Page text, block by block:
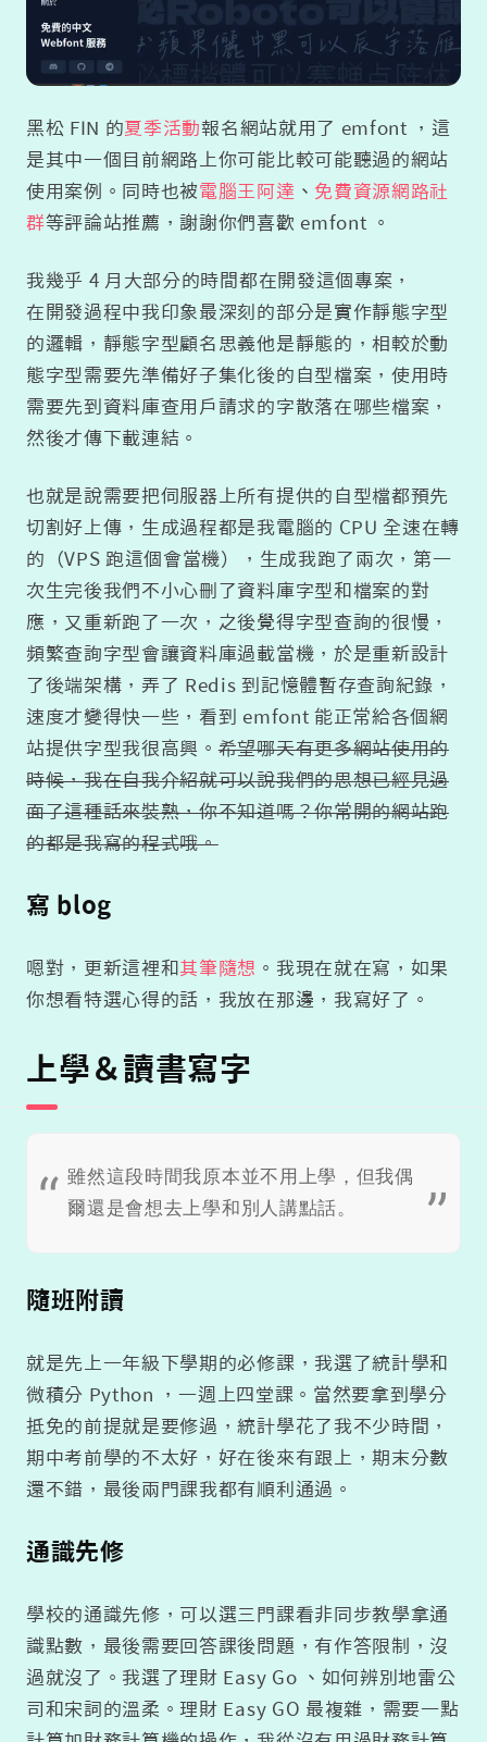
黑松 FIN 的夏季活動報名網站就用了 emfont ，這
是其中一個目前網路上你可能比較可能聽過的網站
使用案例。同時也被電腦王阿達 、 免費資源網路社
群等評論站推薦，謝謝你們喜歡 emfont 。
我幾乎 4 月大部分的時間都在開發這個專案，
在開發過程中我印象最深刻的部分是實作靜態字型
的邏輯，靜態字型顧名思義他是靜態的，相較於動
態字型需要先準備好子集化後的自型檔案，使用時
需要先到資料庫查用戶請求的字散落在哪些檔案，
然後才傳下載連結。
也就是說需要把伺服器上所有提供的自型檔都預先
切割好上傳，生成過程都是我電腦的 CPU 全速在轉
的（VPS 跑這個會當機），生成我跑了兩次，第一
次生完後我們不小心刪了資料庫字型和檔案的對
應，又重新跑了一次，之後覺得字型查詢的很慢，
頻繁查詢字型會讓資料庫過載當機，於是重新設計
了後端架構，弄了 Redis 到記憶體暫存查詢紀錄，
速度才變得快一些，看到 emfont 能正常給各個網
站提供字型我很高興。希望哪天有更多網站使用的
時候，我在自我介紹就可以說我們的思想已經見過
面了這種話來裝熟，你不知道嗎？你常開的網站跑
的都是我寫的程式哦。
寫 blog
嗯對，更新這裡和 其筆隨想 。我現在就在寫，如果
你想看特選心得的話，我放在那邊，我寫好了。
上學＆讀書寫字
雖然這段時間我原本並不用上學，但我偶
爾還是會想去上學和別人講點話。
隨班附讀
就是先上一年級下學期的必修課，我選了統計學和
微積分 Python ，一週上四堂課。當然要拿到學分
抵免的前提就是要修過，統計學花了我不少時間，
期中考前學的不太好，好在後來有跟上，期末分數
還不錯，最後兩門課我都有順利通過。
通識先修
學校的通識先修，可以選三門課看非同步教學拿通
識點數，最後需要回答課後問題，有作答限制，沒
過就沒了。我選了理財 Easy Go 、如何辨別地雷公
司和宋詞的溫柔。理財 Easy GO 最複雜，需要一點